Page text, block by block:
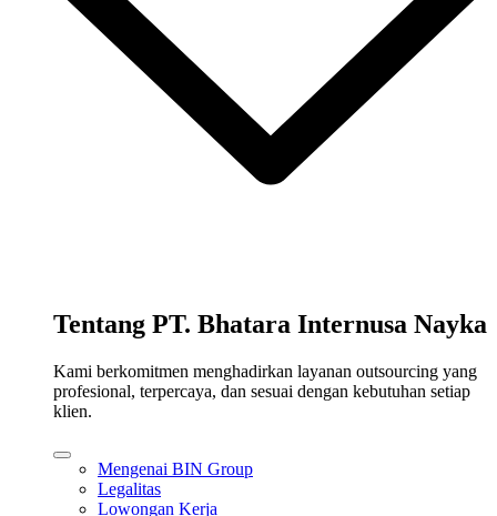
Tentang PT. Bhatara Internusa Nayka
Kami berkomitmen menghadirkan layanan outsourcing yang
profesional, terpercaya, dan sesuai dengan kebutuhan setiap
klien.
Mengenai BIN Group
Legalitas
Lowongan Kerja